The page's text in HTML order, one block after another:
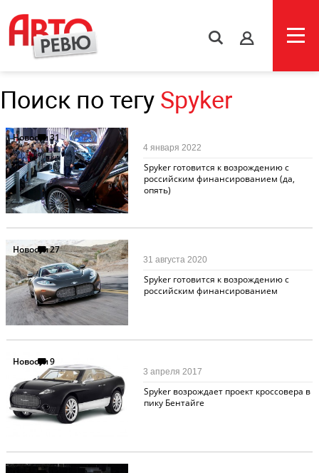
s
Поиск по тегу Spyker
Новости31
Spyker готовится к возрождению с
российским финансированием (да,
опять)
4 января 2022
Новости27
Spyker готовится к возрождению с
российским финансированием
31 августа 2020
Новости9
Spyker возрождает проект кроссовера в
пику Бентайге
3 апреля 2017